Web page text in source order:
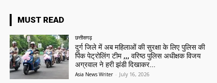
MUST READ
छत्तीसगढ़
दुर्ग जिले में अब महिलाओं की सुरक्षा के लिए पुलिस की
पिंक पेट्रोलिंग टीम ,,, वरिष्ठ पुलिस अधीक्षक विजय
अग्रवाल ने हरी झंडी दिखाकर...
Asia News Writer - July 16, 2026